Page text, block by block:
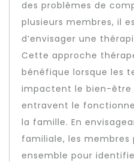
des problèmes de
plusieurs membres, il
d’envisager une
Cette approche
bénéfique lorsque les
impactent le bien-être
entravent le
la famille. En
familiale, les
ensemble pour